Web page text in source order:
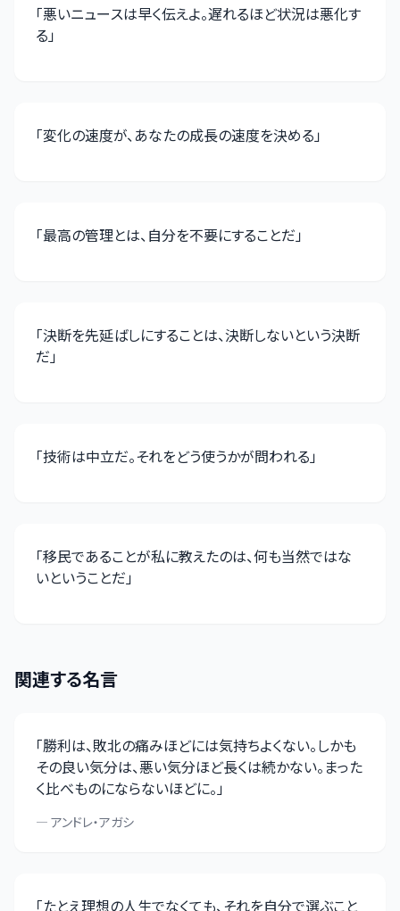
「悪いニュースは早く伝えよ。遅れるほど状況は悪化す
る」
「変化の速度が、あなたの成長の速度を決める」
「最高の管理とは、自分を不要にすることだ」
「決断を先延ばしにすることは、決断しないという決断
だ」
「技術は中立だ。それをどう使うかが問われる」
「移民であることが私に教えたのは、何も当然ではな
いということだ」
関連する名言
「勝利は、敗北の痛みほどには気持ちよくない。しかも
その良い気分は、悪い気分ほど長くは続かない。まった
く比べものにならないほどに。」
— アンドレ・アガシ
「たとえ理想の人生でなくても、それを自分で選ぶこと